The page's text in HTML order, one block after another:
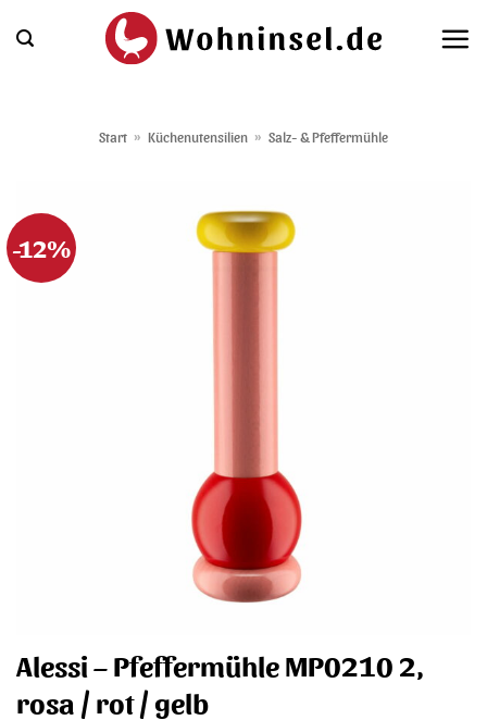
Inhalt
Start » Küchenutensilien » Salz- & Pfeffermühle
-12%
Alessi – Pfeffermühle MP0210 2,
rosa / rot / gelb